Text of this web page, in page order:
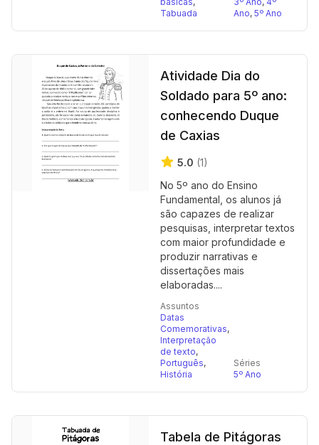
Tabuada
Ano, 5º Ano
Atividade Dia do
Soldado para 5º ano:
conhecendo Duque
de Caxias
5.0 (1)
No 5º ano do Ensino
Fundamental, os alunos já
são capazes de realizar
pesquisas, interpretar textos
com maior profundidade e
produzir narrativas e
dissertações mais
elaboradas....
Assuntos
Datas
Comemorativas,
Interpretação
de texto,
Português,
História
Séries
5º Ano
Tabela de Pitágoras